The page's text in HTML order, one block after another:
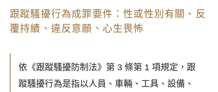
跟蹤騷擾行為成罪要件：性或性別有關、反
覆持續、違反意願、心生畏怖
依《跟蹤騷擾防制法》第 3 條第 1 項規定，跟
蹤騷擾行為是指以人員、車輛、工具、設備、